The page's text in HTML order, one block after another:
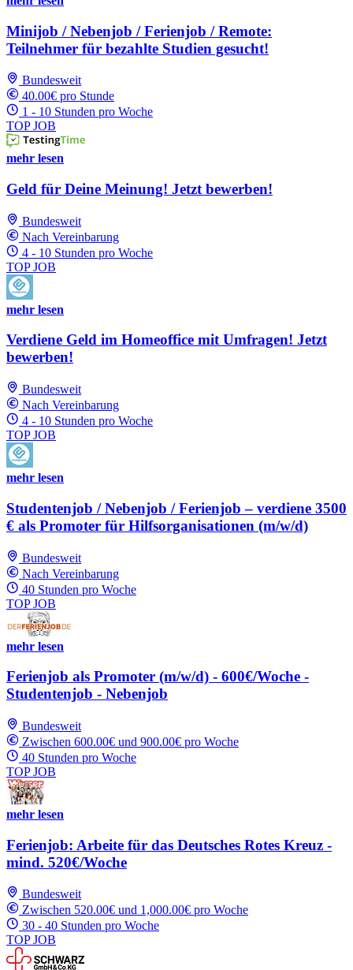
Minijob / Nebenjob / Ferienjob / Remote:
Teilnehmer für bezahlte Studien gesucht!
Bundesweit
40.00€ pro Stunde
1 - 10 Stunden pro Woche
TOP JOB
mehr lesen
Geld für Deine Meinung! Jetzt bewerben!
Bundesweit
Nach Vereinbarung
4 - 10 Stunden pro Woche
TOP JOB
mehr lesen
Verdiene Geld im Homeoffice mit Umfragen! Jetzt
bewerben!
Bundesweit
Nach Vereinbarung
4 - 10 Stunden pro Woche
TOP JOB
mehr lesen
Studentenjob / Nebenjob / Ferienjob – verdiene 3500
€ als Promoter für Hilfsorganisationen (m/w/d)
Bundesweit
Nach Vereinbarung
40 Stunden pro Woche
TOP JOB
mehr lesen
Ferienjob als Promoter (m/w/d) - 600€/Woche -
Studentenjob - Nebenjob
Bundesweit
Zwischen 600.00€ und 900.00€ pro Woche
40 Stunden pro Woche
TOP JOB
mehr lesen
Ferienjob: Arbeite für das Deutsches Rotes Kreuz -
mind. 520€/Woche
Bundesweit
Zwischen 520.00€ und 1,000.00€ pro Woche
30 - 40 Stunden pro Woche
TOP JOB